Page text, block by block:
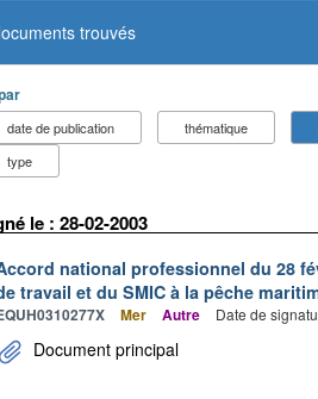
trouvés
date de publication thématique
type
le : 28-02-2003
national professionnel du 28
travail et du SMIC à la pêche
Mer Autre Date de
Document principal